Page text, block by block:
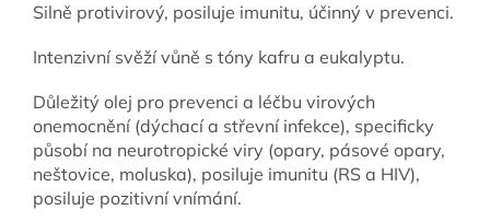
Silně protivirový, posiluje imunitu, účinný v prevenci.
Intenzivní svěží vůně s tóny kafru a eukalyptu.
Důležitý olej pro prevenci a léčbu virových
onemocnění (dýchací a střevní infekce), specificky
působí na neurotropické viry (opary, pásové opary,
neštovice, moluska), posiluje imunitu (RS a HIV),
posiluje pozitivní vnímání.